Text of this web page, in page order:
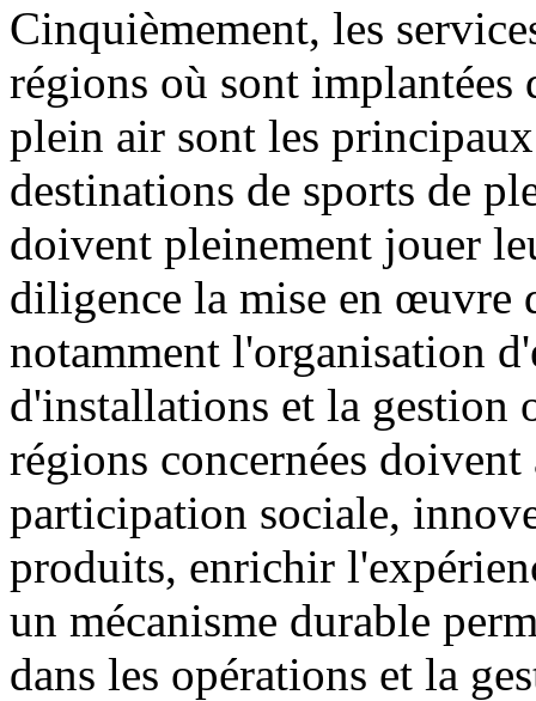
Cinquièmement, les
régions où sont implantées
plein air sont les
destinations de sports de
doivent pleinement jouer
diligence la mise en œuvre
notamment l'organisation
d'installations et la gestion
régions concernées
participation sociale,
produits, enrichir
un mécanisme durable
dans les opérations et la